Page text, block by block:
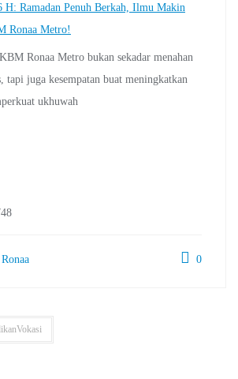
H: Ramadan Penuh Berkah, Ilmu Makin
Ronaa Metro!
Ronaa Metro bukan sekadar menahan
tapi juga kesempatan buat meningkatkan
ukhuwah
0